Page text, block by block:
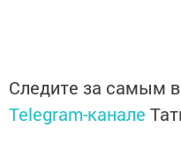
Следите за самым
Telegram-канале